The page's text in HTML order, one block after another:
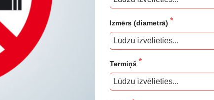
Izmērs (diametrā)
Termiņš